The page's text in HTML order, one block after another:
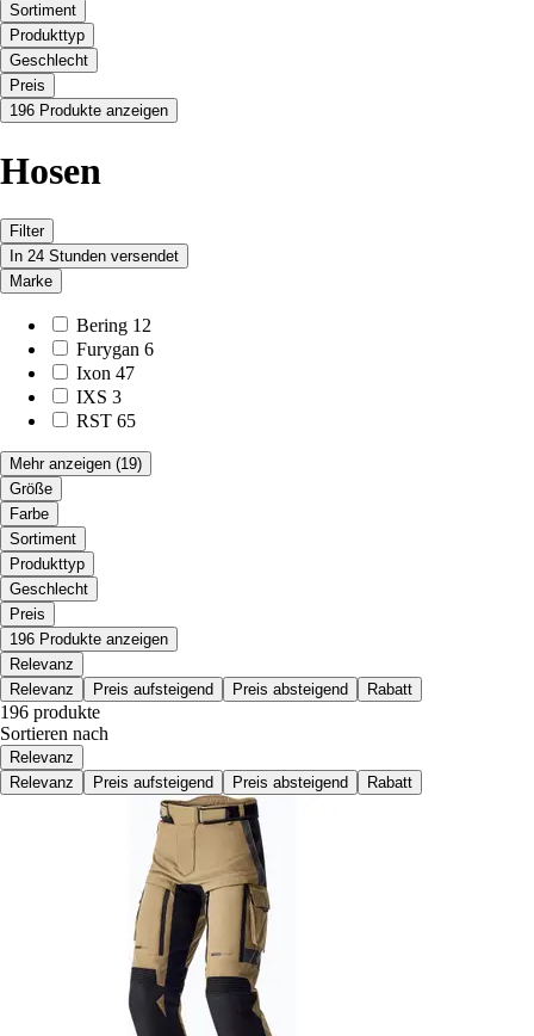
Sortiment
Produkttyp
Geschlecht
Preis
196 Produkte anzeigen
Hosen
Filter
In 24 Stunden versendet
Marke
Bering 12
Furygan 6
Ixon 47
IXS 3
RST 65
Mehr anzeigen (19)
Größe
Farbe
Sortiment
Produkttyp
Geschlecht
Preis
196 Produkte anzeigen
Relevanz
Relevanz
Preis aufsteigend Preis absteigend Rabatt
196 produkte
Sortieren nach
Relevanz
Relevanz
Preis aufsteigend Preis absteigend Rabatt